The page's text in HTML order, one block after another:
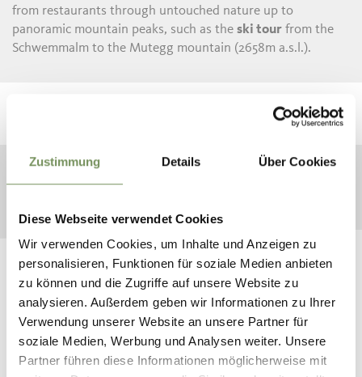
Zustimmung Details Über Cookies
Diese Webseite verwendet Cookies
Wir verwenden Cookies, um Inhalte und Anzeigen zu
personalisieren, Funktionen für soziale Medien anbieten
zu können und die Zugriffe auf unsere Website zu
analysieren. Außerdem geben wir Informationen zu Ihrer
Verwendung unserer Website an unsere Partner für
soziale Medien, Werbung und Analysen weiter. Unsere
Partner führen diese Informationen möglicherweise mit
from restaurants through untouched nature up to
panoramic mountain peaks, such as theski tour from the
Schwemmalm to the Mutegg mountain (2658m a.s.l.).
MOUNTAIN WEATHER IN SOUTH TYROL